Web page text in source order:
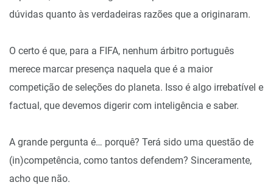
dúvidas quanto às verdadeiras razões que a originaram.
O certo é que, para a FIFA, nenhum árbitro português
merece marcar presença naquela que é a maior
competição de seleções do planeta. Isso é algo irrebatível e
factual, que devemos digerir com inteligência e saber.
A grande pergunta é… porquê? Terá sido uma questão de
(in)competência, como tantos defendem? Sinceramente,
acho que não.